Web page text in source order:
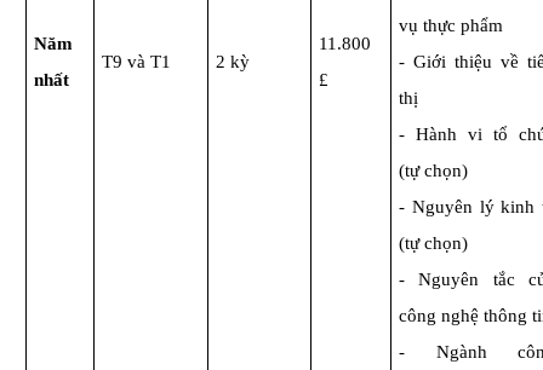
Năm
nhất
T9 và T1 2 kỳ
11.800
£
vụ thực phẩm
- Giới thiệu về
thị
- Hành vi tổ
(tự chọn)
- Nguyên lý kinh
(tự chọn)
- Nguyên tắc
công nghệ thông
- Ngành